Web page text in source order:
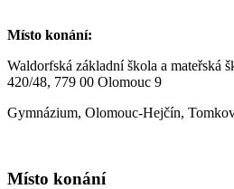
Místo konání:
Waldorfská základní škola a mateřská
420/48, 779 00 Olomouc 9
Gymnázium, Olomouc-Hejčín,
Místo konání